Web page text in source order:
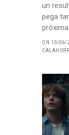
un
pega
ON 10/06/